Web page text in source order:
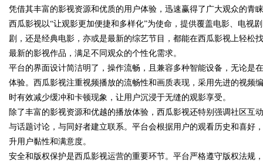
uz
凭借其丰富的影视资源和优质的用户体验，迅速赢得了广大观众的青
西瓜影视以“让观影更加便捷和多样化”为使命，提供覆盖电影、电视
剧，还是经典电影，亦或是最新的综艺节目，都能在西瓜影视上轻松
最新的影视作品，满足不同观众的个性化需求。
平台的界面设计简洁明了，操作流畅，且兼容多种智能设备，无论是
体验。西瓜影视注重视频播放的流畅性和画质表现，采用先进的视频
时有效减少缓冲和卡顿现象，让用户沉浸于无缝的观影享受。
除了丰富的影视资源和优越的播放体验，西瓜影视还特别强调社区互
与话题讨论，与同好者建立联系。平台会根据用户的观看历史和喜好
升用户黏性和满意度。
安全和版权保护是西瓜影视运营的重要环节。平台严格遵守版权法规